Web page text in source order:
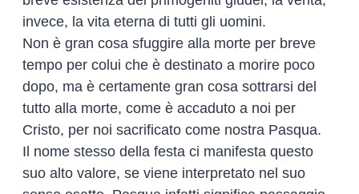
invece, la vita eterna di tutti gli uomini.
Non è gran cosa sfuggire alla morte per breve
tempo per colui che è destinato a morire poco
dopo, ma è certamente gran cosa sottrarsi del
tutto alla morte, come è accaduto a noi per
Cristo, per noi sacrificato come nostra Pasqua.
Il nome stesso della festa ci manifesta questo
suo alto valore, se viene interpretato nel suo